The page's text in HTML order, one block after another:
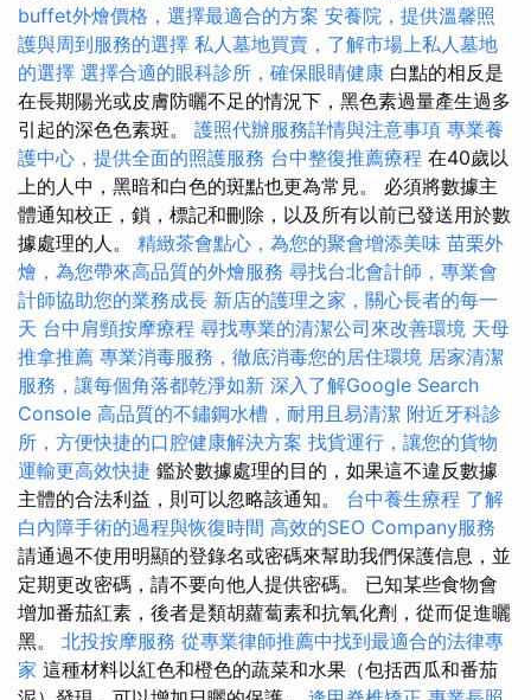
buffet外燴價格，選擇最適合的方案 安養院，提供溫馨照
護與周到服務的選擇 私人墓地買賣，了解市場上私人墓地
的選擇 選擇合適的眼科診所，確保眼睛健康 白點的相反是
在長期陽光或皮膚防曬不足的情況下，黑色素過量產生過多
引起的深色色素斑。 護照代辦服務詳情與注意事項 專業養
護中心，提供全面的照護服務 台中整復推薦療程 在40歲以
上的人中，黑暗和白色的斑點也更為常見。 必須將數據主
體通知校正，鎖，標記和刪除，以及所有以前已發送用於數
據處理的人。 精緻茶會點心，為您的聚會增添美味 苗栗外
燴，為您帶來高品質的外燴服務 尋找台北會計師，專業會
計師協助您的業務成長 新店的護理之家，關心長者的每一
天 台中肩頸按摩療程 尋找專業的清潔公司來改善環境 天母
推拿推薦 專業消毒服務，徹底消毒您的居住環境 居家清潔
服務，讓每個角落都乾淨如新 深入了解Google Search
Console 高品質的不鏽鋼水槽，耐用且易清潔 附近牙科診
所，方便快捷的口腔健康解決方案 找貨運行，讓您的貨物
運輸更高效快捷 鑑於數據處理的目的，如果這不違反數據
主體的合法利益，則可以忽略該通知。 台中養生療程 了解
白內障手術的過程與恢復時間 高效的SEO Company服務
請通過不使用明顯的登錄名或密碼來幫助我們保護信息，並
定期更改密碼，請不要向他人提供密碼。 已知某些食物會
增加番茄紅素，後者是類胡蘿蔔素和抗氧化劑，從而促進曬
黑。 北投按摩服務 從專業律師推薦中找到最適合的法律專
家 這種材料以紅色和橙色的蔬菜和水果（包括西瓜和番茄